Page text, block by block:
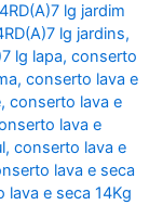
lg jardim
lg jardins,
lg lapa,conserto
,conserto lava e
,conserto lava e
lava e
,conserto lava e
lava e seca
lava e seca 14Kg